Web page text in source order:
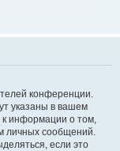
конференции.
указаны в вашем
к информации о том,
личных сообщений.
если это